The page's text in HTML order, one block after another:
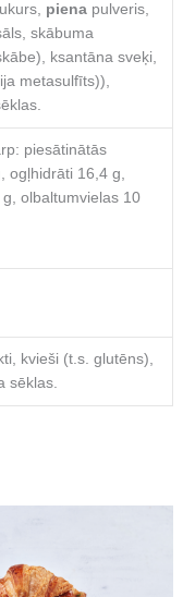
pienapulveris,
skābuma
ksantāna sveķi,
metasulfīts)),
piesātinātās
ogļhidrāti 16,4 g,
olbaltumvielas 10
kvieši (t.s. glutēns),
sēklas.